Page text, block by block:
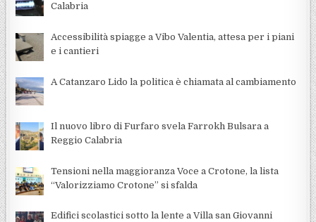
Calabria
Accessibilità spiagge a Vibo Valentia, attesa per i piani
e i cantieri
A Catanzaro Lido la politica è chiamata al cambiamento
Il nuovo libro di Furfaro svela Farrokh Bulsara a
Reggio Calabria
Tensioni nella maggioranza Voce a Crotone, la lista
“Valorizziamo Crotone” si sfalda
Edifici scolastici sotto la lente a Villa san Giovanni